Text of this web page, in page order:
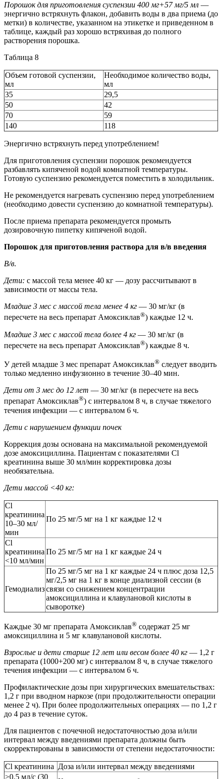
Порошок для приготовления суспензии 400 мг+57 мг/5 мл —
энергично встряхнуть флакон, добавить воды в два приема (до
метки) в количестве, указанном на этикетке и приведенном в
таблице, каждый раз хорошо встряхивая до полного
растворения порошка.
Таблица 8
Объем готовой суспензии,
мл
Необходимое количество воды,
мл
35
29,5
50
42
70
59
140
118
Энергично встряхнуть перед употреблением!
Для приготовления суспензии порошок рекомендуется
разбавлять кипяченой водой комнатной температуры.
Готовую суспензию рекомендуется поместить в холодильник.
Не рекомендуется нагревать суспензию перед употреблением
(необходимо довести суспензию до комнатной температуры).
После приема препарата рекомендуется промыть
дозировочную пипетку кипяченой водой.
Порошок для приготовления раствора для в/в введения
В/в.
Дети: с массой тела менее 40 кг — дозу рассчитывают в
зависимости от массы тела.
Младше 3 мес с массой тела менее 4 кг — 30 мг/кг (в
пересчете на весь препарат Амоксиклав®) каждые 12 ч.
Младше 3 мес с массой тела более 4 кг — 30 мг/кг (в
пересчете на весь препарат Амоксиклав®) каждые 8 ч.
У детей младше 3 мес препарат Амоксиклав® следует вводить
только медленно инфузионно в течение 30–40 мин.
Дети от 3 мес до 12 лет — 30 мг/кг (в пересчете на весь
препарат Амоксиклав®) с интервалом 8 ч, в случае тяжелого
течения инфекции — с интервалом 6 ч.
Дети с нарушением функции почек
Коррекция дозы основана на максимальной рекомендуемой
дозе амоксициллина. Пациентам с показателями Cl
креатинина выше 30 мл/мин корректировка дозы
необязательна.
Дети массой <40 кг:
Cl
креатинина
10–30 мл/
мин
По 25 мг/5 мг на 1 кг каждые 12 ч
Cl
креатинина
<10 мл/мин
По 25 мг/5 мг на 1 кг каждые 24 ч
Гемодиализ
По 25 мг/5 мг на 1 кг каждые 24 ч плюс доза 12,5
мг/2,5 мг на 1 кг в конце диализной сессии (в
связи со снижением концентрации
амоксициллина и клавулановой кислоты в
сыворотке)
Каждые 30 мг препарата Амоксиклав® содержат 25 мг
амоксициллина и 5 мг клавулановой кислоты.
Взрослые и дети старше 12 лет или весом более 40 кг — 1,2 г
препарата (1000+200 мг) с интервалом 8 ч, в случае тяжелого
течения инфекции — с интервалом 6 ч.
Профилактические дозы при хирургических вмешательствах:
1,2 г при вводном наркозе (при продолжительности операции
менее 2 ч). При более продолжительных операциях — по 1,2 г
до 4 раз в течение суток.
Для пациентов с почечной недостаточностью доза и/или
интервал между введениями препарата должны быть
скорректированы в зависимости от степени недостаточности:
Cl креатинина Доза и/или интервал между введениями
>0,5 мл/с (30